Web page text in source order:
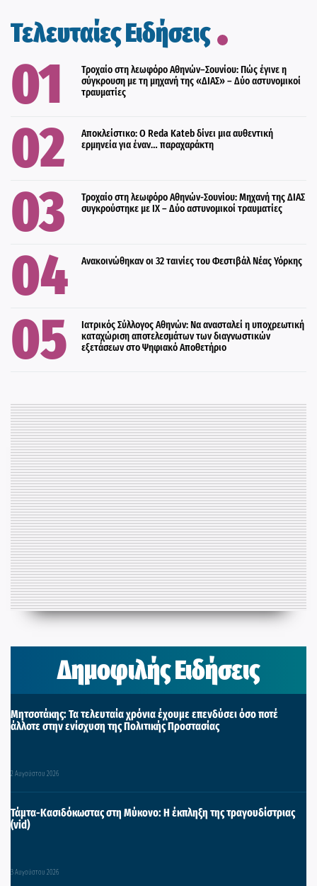
Τελευταίες Ειδήσεις
Τροχαίο στη λεωφόρο Αθηνών–Σουνίου: Πώς έγινε η
σύγκρουση με τη μηχανή της «ΔΙΑΣ» – Δύο αστυνομικοί
τραυματίες
Αποκλείστικο: Ο Reda Kateb δίνει μια αυθεντική
ερμηνεία για έναν… παραχαράκτη
Τροχαίο στη λεωφόρο Αθηνών-Σουνίου: Μηχανή της ΔΙΑΣ
συγκρούστηκε με ΙΧ – Δύο αστυνομικοί τραυματίες
Ανακοινώθηκαν οι 32 ταινίες του Φεστιβάλ Νέας Υόρκης
Ιατρικός Σύλλογος Αθηνών: Να ανασταλεί η υποχρεωτική
καταχώριση αποτελεσμάτων των διαγνωστικών
εξετάσεων στο Ψηφιακό Αποθετήριο
Δημοφιλής Ειδήσεις
Μητσοτάκης: Τα τελευταία χρόνια έχουμε επενδύσει όσο ποτέ
άλλοτε στην ενίσχυση της Πολιτικής Προστασίας
2 Αυγούστου 2026
Τάμτα-Κασιδόκωστας στη Μύκονο: Η έκπληξη της τραγουδίστριας
(vid)
3 Αυγούστου 2026